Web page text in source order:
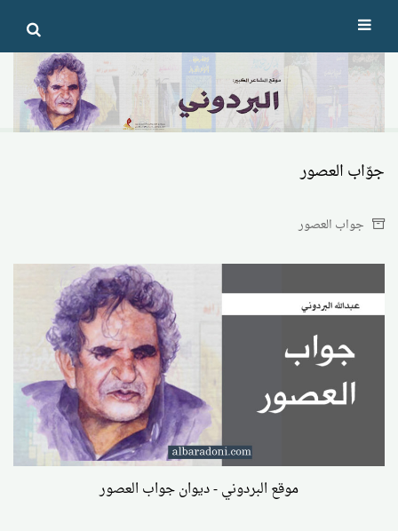
Skip
to
content
جوّاب العصور
جواب العصور
موقع البردوني - ديوان جواب العصور